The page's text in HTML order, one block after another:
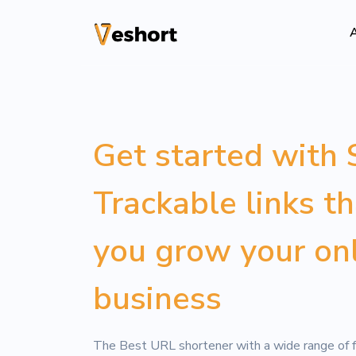
Codes QR
Pages bio
Convertissez
Get started with
Trackable links
you grow your
business
The Best URL shortener with a wide range of